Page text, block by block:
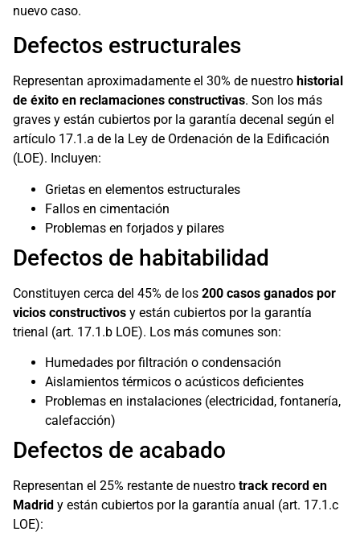
nuevo caso.
Defectos estructurales
Representan aproximadamente el 30% de nuestro historial
de éxito en reclamaciones constructivas. Son los más
graves y están cubiertos por la garantía decenal según el
artículo 17.1.a de la Ley de Ordenación de la Edificación
(LOE). Incluyen:
Grietas en elementos estructurales
Fallos en cimentación
Problemas en forjados y pilares
Defectos de habitabilidad
Constituyen cerca del 45% de los 200 casos ganados por
vicios constructivos y están cubiertos por la garantía
trienal (art. 17.1.b LOE). Los más comunes son:
Humedades por filtración o condensación
Aislamientos térmicos o acústicos deficientes
Problemas en instalaciones (electricidad, fontanería,
calefacción)
Defectos de acabado
Representan el 25% restante de nuestro track record en
Madrid y están cubiertos por la garantía anual (art. 17.1.c
LOE):